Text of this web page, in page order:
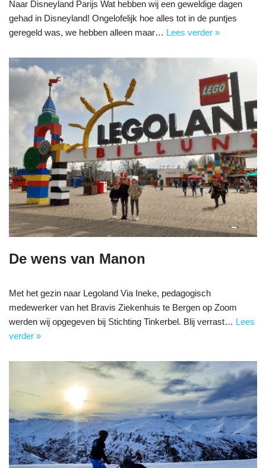
Naar Disneyland Parijs Wat hebben wij een geweldige dagen
gehad in Disneyland! Ongelofelijk hoe alles tot in de puntjes
geregeld was, we hebben alleen maar… Lees verder »
De wens van Manon
Met het gezin naar Legoland Via Ineke, pedagogisch
medewerker van het Bravis Ziekenhuis te Bergen op Zoom
werden wij opgegeven bij Stichting Tinkerbel. Blij verrast… Lees
verder »